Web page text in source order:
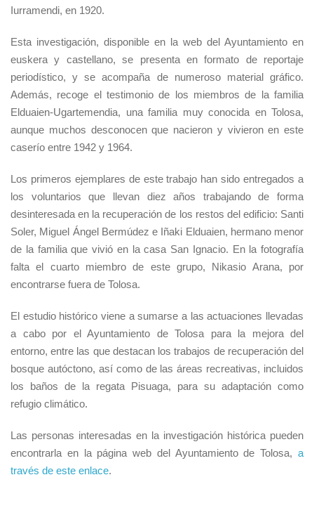
Iurramendi, en 1920.
Esta investigación, disponible en la web del Ayuntamiento en
euskera y castellano, se presenta en formato de reportaje
periodístico, y se acompaña de numeroso material gráfico.
Además, recoge el testimonio de los miembros de la familia
Elduaien-Ugartemendia, una familia muy conocida en Tolosa,
aunque muchos desconocen que nacieron y vivieron en este
caserío entre 1942 y 1964.
Los primeros ejemplares de este trabajo han sido entregados a
los voluntarios que llevan diez años trabajando de forma
desinteresada en la recuperación de los restos del edificio: Santi
Soler, Miguel Ángel Bermúdez e Iñaki Elduaien, hermano menor
de la familia que vivió en la casa San Ignacio. En la fotografía
falta el cuarto miembro de este grupo, Nikasio Arana, por
encontrarse fuera de Tolosa.
El estudio histórico viene a sumarse a las actuaciones llevadas
a cabo por el Ayuntamiento de Tolosa para la mejora del
entorno, entre las que destacan los trabajos de recuperación del
bosque autóctono, así como de las áreas recreativas, incluidos
los baños de la regata Pisuaga, para su adaptación como
refugio climático.
Las personas interesadas en la investigación histórica pueden
encontrarla en la página web del Ayuntamiento de Tolosa, a
través de este enlace.